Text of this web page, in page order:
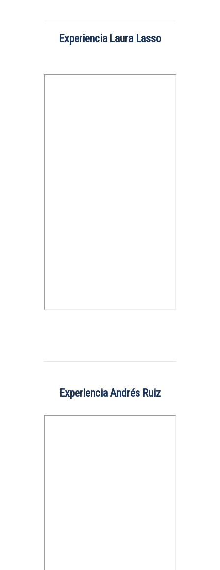
Experiencia Laura Lasso
Experiencia Andrés Ruiz